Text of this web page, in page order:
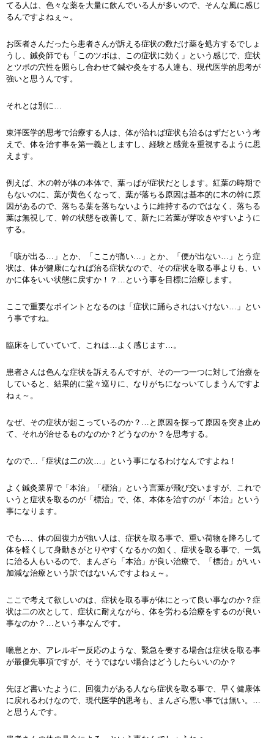
てる人は、色々な薬を大量に飲んでいる人が多いので、そんな風に感じ
るんですよねぇ～。
お医者さんだったら患者さんが訴える症状の数だけ薬を処方するでしょ
うし、鍼灸師でも「このツボは、この症状に効く」という感じで、症状
とツボの穴性を照らし合わせて鍼や灸をする人達も、現代医学的思考が
強いと思うんです。
それとは別に…
東洋医学的思考で治療する人は、体が治れば症状も治るはずだという考
えで、体を治す事を第一義としますし、経験と感覚を重視するように思
えます。
例えば、木の幹が体の本体で、葉っぱが症状だとします。紅葉の時期で
もないのに、葉が黄色くなって、葉が落ちる原因は基本的に木の幹に原
因があるので、落ちる葉を落ちないように維持するのではなく、落ちる
葉は無視して、幹の状態を改善して、新たに若葉が芽吹きやすいように
する。
「咳が出る…」とか、「ここが痛い…」とか、「便が出ない…」とう症
状は、体が健康になれば治る症状なので、その症状を取る事よりも、い
かに体をいい状態に戻すか！？…という事を目標に治療します。
ここで重要なポイントとなるのは「症状に踊らされはいけない…」とい
う事ですね。
臨床をしていていて、これは…よく感じます…。
患者さんは色んな症状を訴えるんですが、その一つ一つに対して治療を
していると、結果的に堂々巡りに、なりがちになっいてしまうんですよ
ねぇ～。
なぜ、その症状が起こっているのか？…と原因を探って原因を突き止め
て、それが治せるものなのか？どうなのか？を思考する。
なので…「症状は二の次…」という事になるわけなんですよね！
よく鍼灸業界で「本治」「標治」という言葉が飛び交いますが、これで
いうと症状を取るのが「標治」で、体、本体を治すのが「本治」という
事になります。
でも…、体の回復力が強い人は、症状を取る事で、重い荷物を降ろして
体を軽くして身動きがとりやすくなるかの如く、症状を取る事で、一気
に治る人もいるので、まんざら「本治」が良い治療で、「標治」がいい
加減な治療という訳ではないんですよねぇ～。
ここで考えて欲しいのは、症状を取る事が体にとって良い事なのか？症
状は二の次として、症状に耐えながら、体を労わる治療をするのが良い
事なのか？…という事なんです。
喘息とか、アレルギー反応のような、緊急を要する場合は症状を取る事
が最優先事項ですが、そうではない場合はどうしたらいいのか？
先ほど書いたように、回復力がある人なら症状を取る事で、早く健康体
に戻れるわけなので、現代医学的思考も、まんざら悪い事では無い。…
と思うんです。